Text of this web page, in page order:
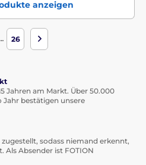
anzeigen
26
Jahren am Markt. Über 50.000
Jahr bestätigen unsere
sodass niemand erkennt,
Als Absender ist FOTION